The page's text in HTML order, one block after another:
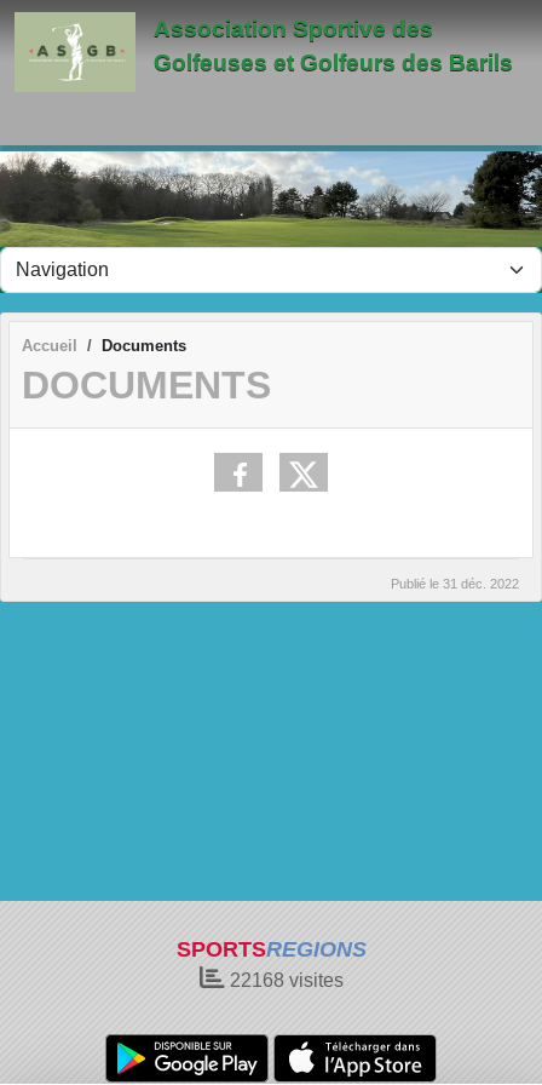
Association Sportive des
Golfeuses et Golfeurs des Barils
Accueil Documents
DOCUMENTS
Publié le 31 déc. 2022
SPORTSREGIONS
22168visites
Panneau de gestion des cookies